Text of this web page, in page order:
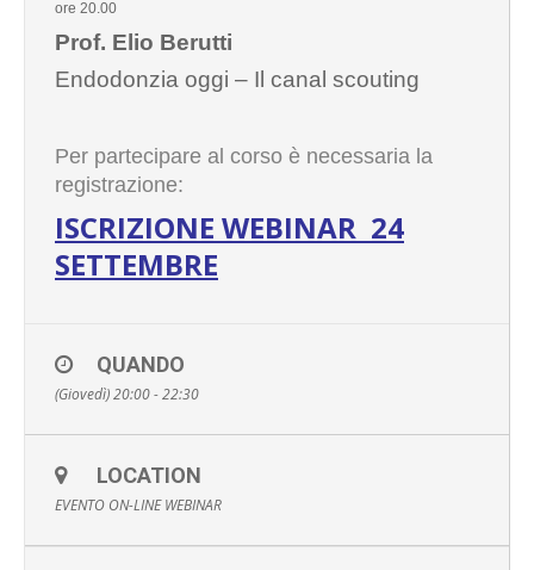
ore 20.00
Prof. Elio Berutti
Endodonzia oggi – Il canal scouting
Per partecipare al corso è necessaria la
registrazione:
ISCRIZIONE WEBINAR 24
SETTEMBRE
QUANDO
(Giovedì) 20:00 - 22:30
LOCATION
EVENTO ON-LINE WEBINAR